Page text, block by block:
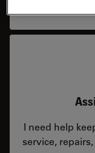
I need help
service,